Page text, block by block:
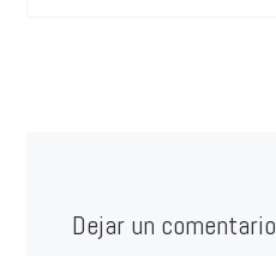
Dejar un comentario